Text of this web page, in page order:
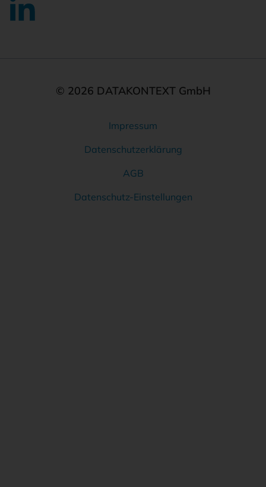
© 2026 DATAKONTEXT GmbH
Impressum
Datenschutzerklärung
AGB
Datenschutz-Einstellungen